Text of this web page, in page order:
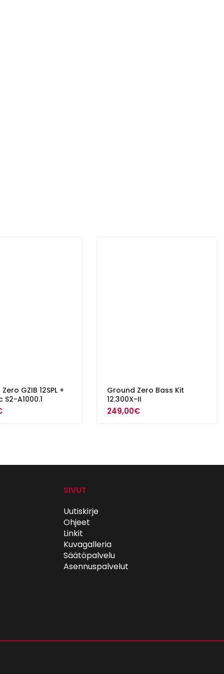
GZIB 12SPL +
S2-A1000.1
Ground Zero Bass Kit
12.300X-II
249,00€
SIVUT
Uutiskirje
Ohjeet
Linkit
Kuvagalleria
Säätöpalvelu
Asennuspalvelut